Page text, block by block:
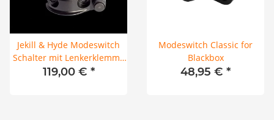
Jekill & Hyde Modeswitch
Schalter mit Lenkerklemme
für Smartbox
119,00 € *
Modeswitch Classic for
Blackbox
48,95 € *